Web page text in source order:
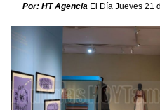
Por: HT Agencia El Día Jueves 21